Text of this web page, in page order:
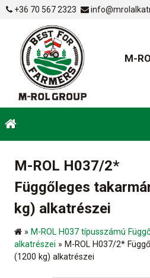
+36 70 567 2323
M-
M-ROL H037/2*
Függőleges
kg) alkatrészei
» M-ROL H037 típusszámú
alkatrészei » M-ROL H037/2*
(1200 kg) alkatrészei